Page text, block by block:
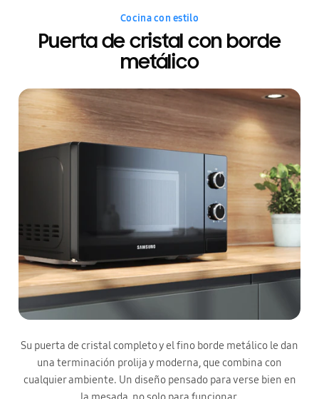
Cocina con estilo
Puerta de cristal con borde
metálico
Su puerta de cristal completo y el fino borde metálico le dan
una terminación prolija y moderna, que combina con
cualquier ambiente. Un diseño pensado para verse bien en